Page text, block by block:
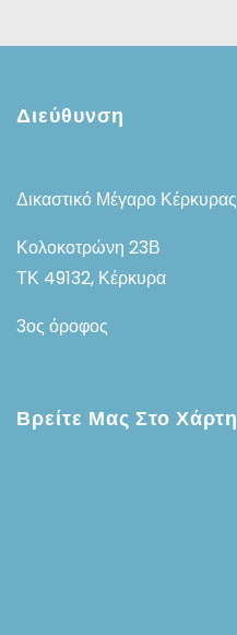
Διεύθυνση
Δικαστικό Μέγαρο Κέρκυρας
Κολοκοτρώνη 23Β
ΤΚ 49132, Κέρκυρα
3ος όροφος
Βρείτε Μας Στο Χάρτη